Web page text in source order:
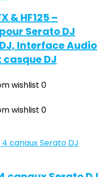
& HF125 –
Serato DJ
Interface Audio
DJ
wishlist 0
wishlist 0